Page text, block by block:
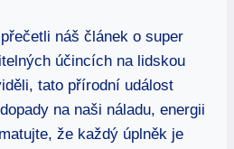
náš článek o super
účincích na lidskou
tato přírodní událost
na naši náladu, energii
že každý úplněk je